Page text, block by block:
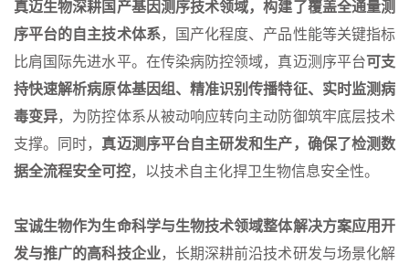
真迈生物深耕国产基因测序技术领域，构建了覆盖全通量测
序平台的自主技术体系，国产化程度、产品性能等关键指标
比肩国际先进水平。在传染病防控领域，真迈测序平台可支
持快速解析病原体基因组、精准识别传播特征、实时监测病
毒变异，为防控体系从被动响应转向主动防御筑牢底层技术
支撑。同时， 真迈测序平台自主研发和生产，确保了检测数
据全流程安全可控，以技术自主化捍卫生物信息安全性。
宝诚生物作为生命科学与生物技术领域整体解决方案应用开
发与推广的高科技企业，长期深耕前沿技术研发与场景化解